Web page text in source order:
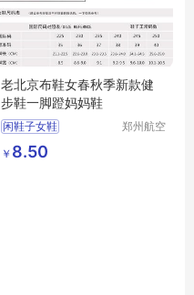
老北京布鞋女春秋季新款健
步鞋一脚蹬妈妈鞋
闲鞋子女鞋
透气飞织女鞋
一脚蹬妈妈鞋
郑州航空
￥ 8.50